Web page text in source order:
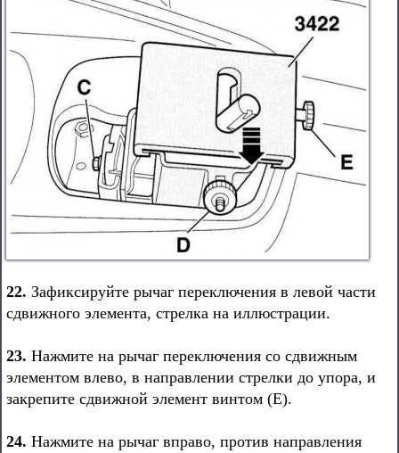
22. Зафиксируйте рычаг переключения в левой части
сдвижного элемента, стрелка на иллюстрации.
23. Нажмите на рычаг переключения со сдвижным
элементом влево, в направлении стрелки до упора, и
закрепите сдвижной элемент винтом (Е).
24. Нажмите на рычаг вправо, против направления